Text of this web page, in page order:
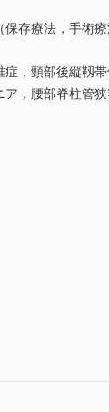
存療法，手術療
，頸部後縦靱帯
，腰部脊柱管狭